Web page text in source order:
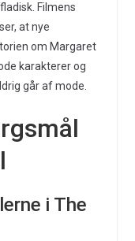
Filmens
at nye
om Margaret
karakterer og
går af mode.
i The